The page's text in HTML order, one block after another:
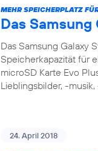
MEHR SPEICHERPLATZ
Das Samsung
Das Samsung Galaxy
Speicherkapazität für
microSD Karte Evo
Lieblingsbilder, -
24. April 2018